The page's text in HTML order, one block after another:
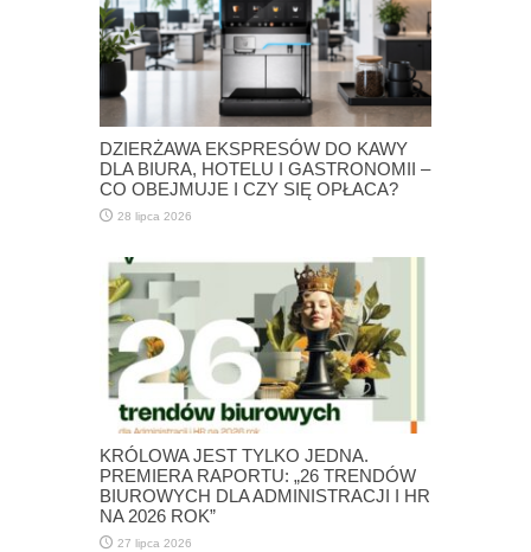
DZIERŻAWA EKSPRESÓW DO KAWY
DLA BIURA, HOTELU I GASTRONOMII –
CO OBEJMUJE I CZY SIĘ OPŁACA?
28 lipca 2026
KRÓLOWA JEST TYLKO JEDNA.
PREMIERA RAPORTU: „26 TRENDÓW
BIUROWYCH DLA ADMINISTRACJI I HR
NA 2026 ROK”
27 lipca 2026